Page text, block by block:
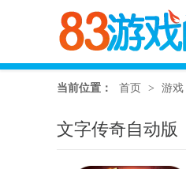
当前位置： 首页 > 游戏
文字传奇自动版